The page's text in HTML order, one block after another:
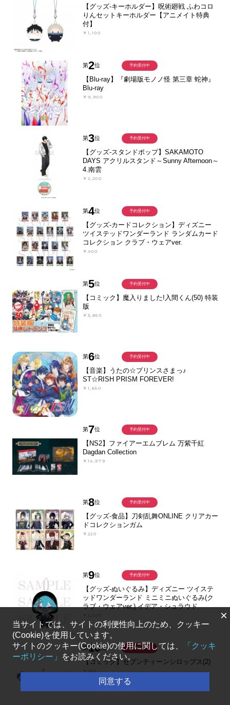
【グッズ-キーホルダー】呪術廻戦 ふわコロ
りんセットキーホルダー【アニメイト特典
付】
￥1,100
第2位
【Blu-ray】『劇場版モノノ怪 第三章 蛇神』
Blu-ray
￥9,900
予約受付中
第3位
【グッズ-スタンドポップ】SAKAMOTO
DAYS アクリルスタンド～Sunny Afternoon～
4.南雲
￥2,200
予約受付中
第4位
【グッズ-カードコレクション】ディズニー
ツイステッドワンダーランド ランダムカード
コレクション クラブ・ウェアver.
￥400
予約受付中
第5位
【コミック】魔入りました!入間くん(50) 特装
版
￥3,850
予約受付中
第6位
【音楽】うたの☆プリンスさまっ♪
ST☆RISH PRISM FOREVER!
￥1,650
予約受付中
第7位
【NS2】ファイアーエムブレム 万紫千紅
Dagdan Collection
￥14,979
予約受付中
第8位
【グッズ-食品】刀剣乱舞ONLINE クリアカー
ドコレクションガム
￥220
予約受付中
第9位
【グッズ-ぬいぐるみ】ディズニー ツイステ
ッドワンダーランド ミニミニぬいぐるみ(ク
ラブ・ウェアver.) イデア・シュラウド
予約受付中
第10位
【コミック】セブンティーンシロップス(2)
予約受付中
×
当サイトでは、サイトの利便性向上のため、クッキー
(Cookie)を使用しています。
サイトのクッキー(Cookie)の使用に関しては、
「クッキ
ーポリシー」
をお読みください。
同意する